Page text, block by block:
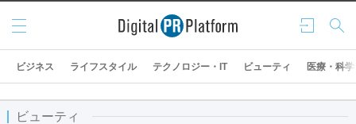
ログ
イン
検索
メニ
ュー
ビジネス ライフスタイル テクノロジー・IT ビューティ 医療・科学
ビューティ